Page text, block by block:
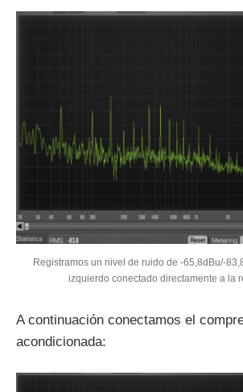
Registramos un nivel de ruido de -65,8dBu/-
izquierdo conectado directamente a la
A continuación conectamos el
acondicionada: